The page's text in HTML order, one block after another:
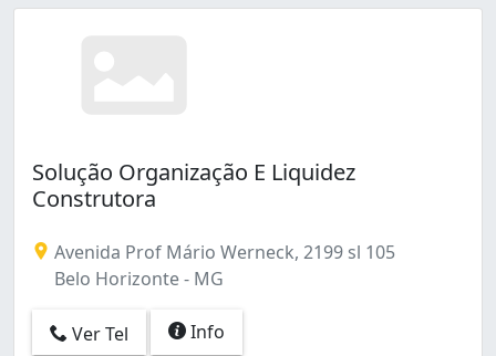
Solução Organização E Liquidez
Construtora
Avenida Prof Mário Werneck, 2199 sl 105
Belo Horizonte - MG
Ver Tel Info